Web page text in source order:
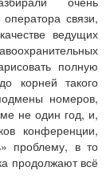
связи,
ведущих
полную
корней такого
номеров,
не один год, и,
конференции,
проблему, в то
продолжают всё